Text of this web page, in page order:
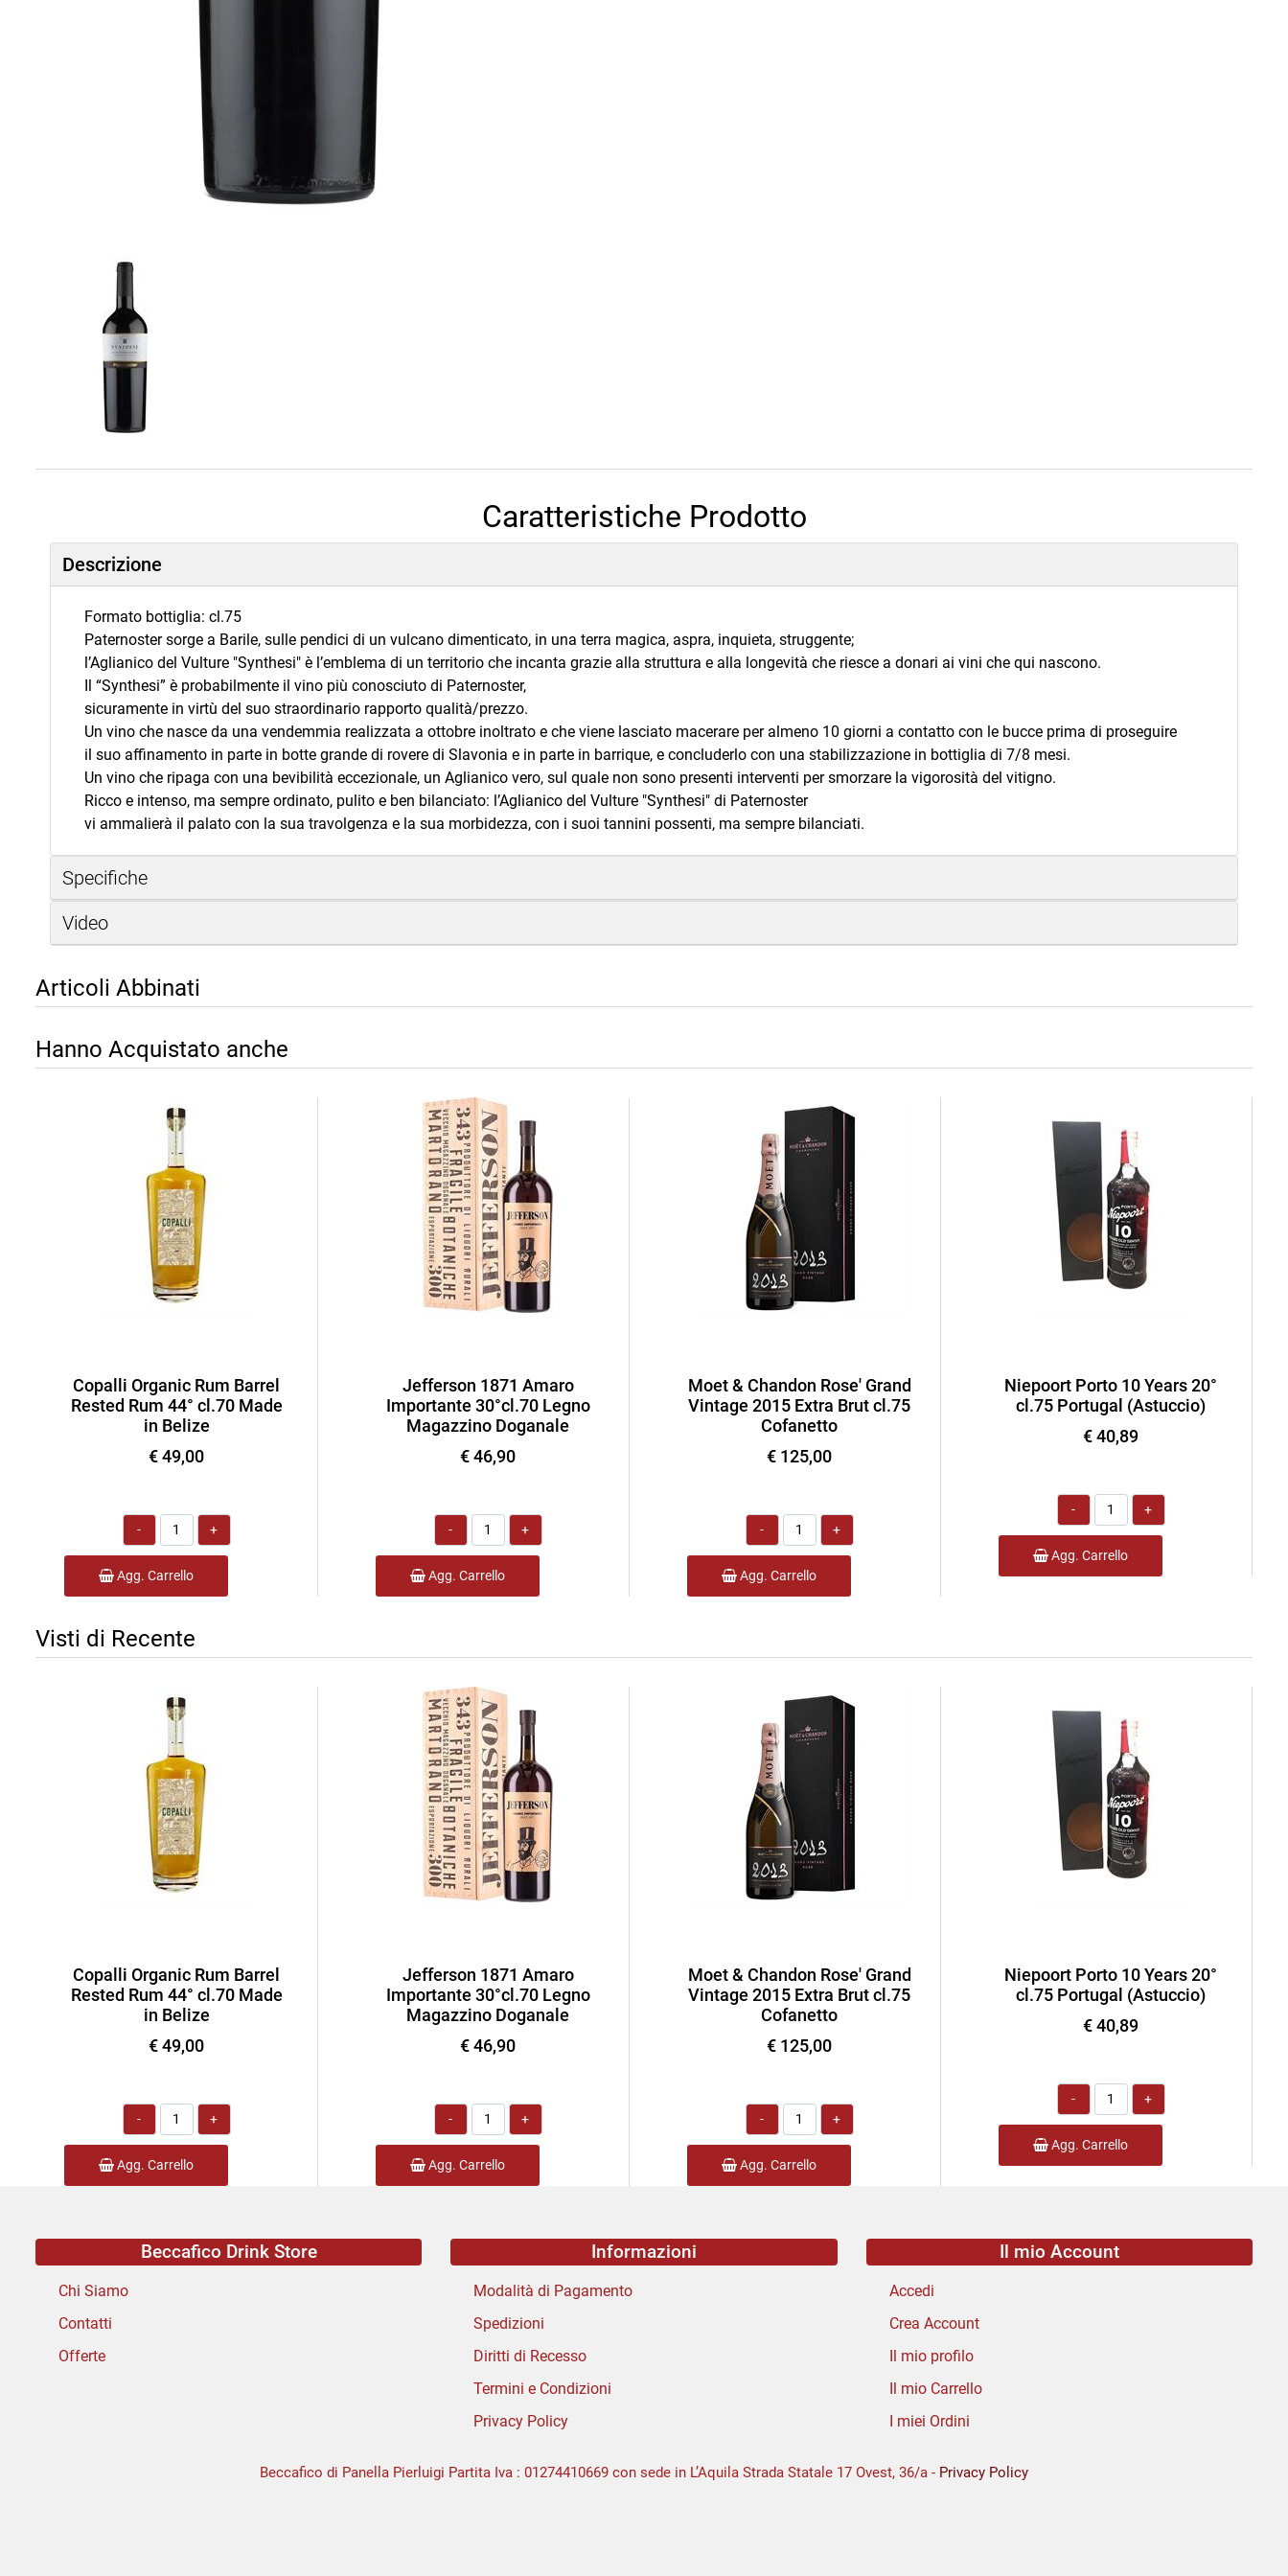
Caratteristiche Prodotto
Descrizione
Formato bottiglia: cl.75
Paternoster sorge a Barile, sulle pendici di un vulcano dimenticato, in una terra magica, aspra, inquieta, struggente;
l’Aglianico del Vulture "Synthesi" è l’emblema di un territorio che incanta grazie alla struttura e alla longevità che riesce a donari ai vini che qui nascono.
Il “Synthesi” è probabilmente il vino più conosciuto di Paternoster,
sicuramente in virtù del suo straordinario rapporto qualità/prezzo.
Un vino che nasce da una vendemmia realizzata a ottobre inoltrato e che viene lasciato macerare per almeno 10 giorni a contatto con le bucce prima di proseguire
il suo affinamento in parte in botte grande di rovere di Slavonia e in parte in barrique, e concluderlo con una stabilizzazione in bottiglia di 7/8 mesi.
Un vino che ripaga con una bevibilità eccezionale, un Aglianico vero, sul quale non sono presenti interventi per smorzare la vigorosità del vitigno.
Ricco e intenso, ma sempre ordinato, pulito e ben bilanciato: l’Aglianico del Vulture "Synthesi" di Paternoster
vi ammalierà il palato con la sua travolgenza e la sua morbidezza, con i suoi tannini possenti, ma sempre bilanciati.
Specifiche
Video
Articoli Abbinati
Hanno Acquistato anche
Copalli Organic Rum Barrel
Rested Rum 44° cl.70 Made
in Belize
€ 49,00
Quantità
Agg. Carrello
Jefferson 1871 Amaro
Importante 30°cl.70 Legno
Magazzino Doganale
€ 46,90
Quantità
Agg. Carrello
Moet & Chandon Rose' Grand
Vintage 2015 Extra Brut cl.75
Cofanetto
€ 125,00
Quantità
Agg. Carrello
Niepoort Porto 10 Years 20°
cl.75 Portugal (Astuccio)
€ 40,89
Quantità
Agg. Carrello
Visti di Recente
Copalli Organic Rum Barrel
Rested Rum 44° cl.70 Made
in Belize
€ 49,00
Quantità
Agg. Carrello
Jefferson 1871 Amaro
Importante 30°cl.70 Legno
Magazzino Doganale
€ 46,90
Quantità
Agg. Carrello
Moet & Chandon Rose' Grand
Vintage 2015 Extra Brut cl.75
Cofanetto
€ 125,00
Quantità
Agg. Carrello
Niepoort Porto 10 Years 20°
cl.75 Portugal (Astuccio)
€ 40,89
Quantità
Agg. Carrello
Beccafico Drink Store
Chi Siamo
Contatti
Offerte
Informazioni
Modalità di Pagamento
Spedizioni
Diritti di Recesso
Termini e Condizioni
Privacy Policy
Il mio Account
Accedi
Crea Account
Il mio profilo
Il mio Carrello
I miei Ordini
Beccafico di Panella Pierluigi Partita Iva : 01274410669 con sede in L’Aquila Strada Statale 17 Ovest, 36/a - Privacy Policy